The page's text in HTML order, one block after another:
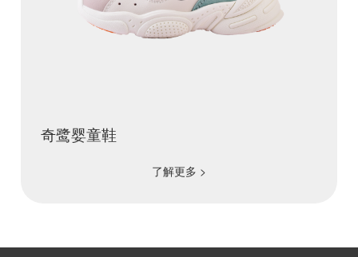
奇鹭婴童鞋
了解更多 >